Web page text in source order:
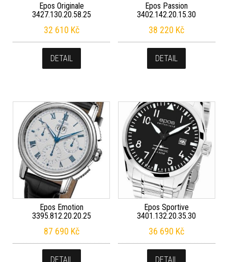
Epos Originale
3427.130.20.58.25
32 610 Kč
DETAIL
Epos Passion
3402.142.20.15.30
38 220 Kč
DETAIL
Epos Emotion
3395.812.20.20.25
87 690 Kč
DETAIL
Epos Sportive
3401.132.20.35.30
36 690 Kč
DETAIL